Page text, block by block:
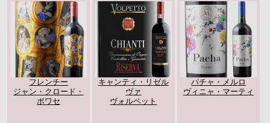
フレンチー
ジャン・クロード・
ボワセ
キャンティ・リゼル
ヴァ
ヴォルペット
パチャ・メルロ
ヴィニャ・マーティ